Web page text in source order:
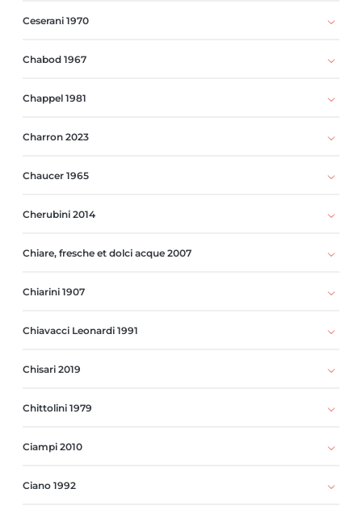
Ceserani 1970
Chabod 1967
Chappel 1981
Charron 2023
Chaucer 1965
Cherubini 2014
Chiare, fresche et dolci acque 2007
Chiarini 1907
Chiavacci Leonardi 1991
Chisari 2019
Chittolini 1979
Ciampi 2010
Ciano 1992